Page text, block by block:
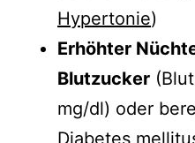
Hypertonie)
Erhöhter
Blutzucker
mg/dl) oder
Diabetes